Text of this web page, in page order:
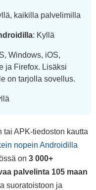
kaikilla palvelimilla
: Kyllä
Windows, iOS,
ja Firefox. Lisäksi
on tarjolla sovellus.
APK-tiedoston kautta
nopein Androidilla
on 3 000+
palvelinta 105 maan
suoratoistoon ja